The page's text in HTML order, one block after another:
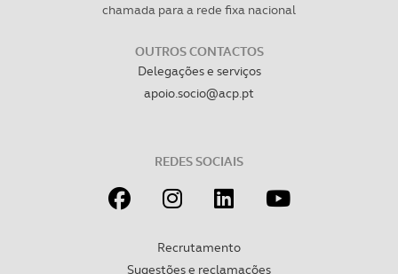
chamada para a rede fixa nacional
OUTROS CONTACTOS
Delegações e serviços
apoio.socio@acp.pt
REDES SOCIAIS
Recrutamento
Sugestões e reclamações